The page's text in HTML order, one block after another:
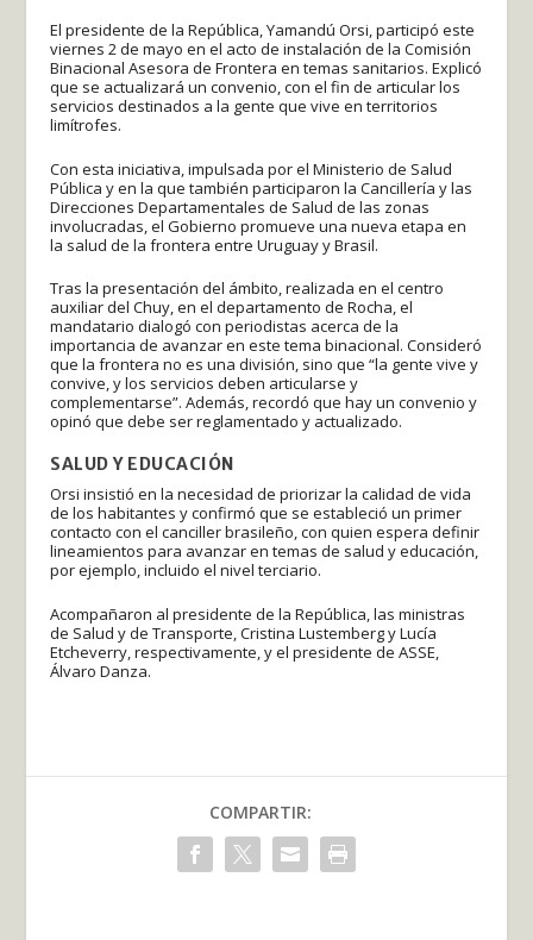
El presidente de la República, Yamandú Orsi, participó este
viernes 2 de mayo en el acto de instalación de la Comisión
Binacional Asesora de Frontera en temas sanitarios. Explicó
que se actualizará un convenio, con el fin de articular los
servicios destinados a la gente que vive en territorios
limítrofes.
Con esta iniciativa, impulsada por el Ministerio de Salud
Pública y en la que también participaron la Cancillería y las
Direcciones Departamentales de Salud de las zonas
involucradas, el Gobierno promueve una nueva etapa en
la salud de la frontera entre Uruguay y Brasil.
Tras la presentación del ámbito, realizada en el centro
auxiliar del Chuy, en el departamento de Rocha, el
mandatario dialogó con periodistas acerca de la
importancia de avanzar en este tema binacional. Consideró
que la frontera no es una división, sino que “la gente vive y
convive, y los servicios deben articularse y
complementarse”. Además, recordó que hay un convenio y
opinó que debe ser reglamentado y actualizado.
SALUD Y EDUCACIÓN
Orsi insistió en la necesidad de priorizar la calidad de vida
de los habitantes y confirmó que se estableció un primer
contacto con el canciller brasileño, con quien espera definir
lineamientos para avanzar en temas de salud y educación,
por ejemplo, incluido el nivel terciario.
Acompañaron al presidente de la República, las ministras
de Salud y de Transporte, Cristina Lustemberg y Lucía
Etcheverry, respectivamente, y el presidente de ASSE,
Álvaro Danza.
COMPARTIR: